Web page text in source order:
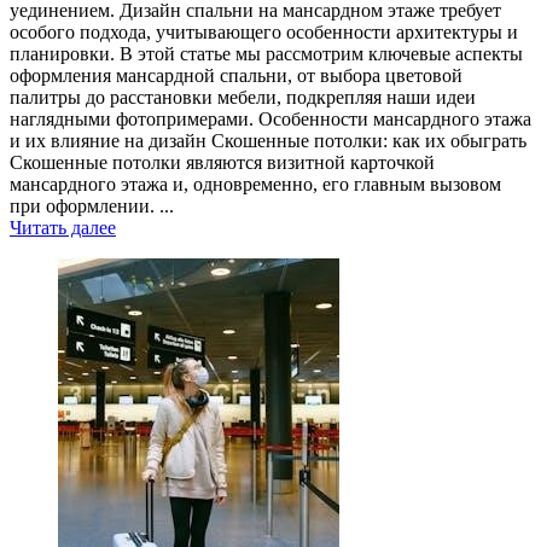
уединением. Дизайн спальни на мансардном этаже требует
особого подхода, учитывающего особенности архитектуры и
планировки. В этой статье мы рассмотрим ключевые аспекты
оформления мансардной спальни, от выбора цветовой
палитры до расстановки мебели, подкрепляя наши идеи
наглядными фотопримерами. Особенности мансардного этажа
и их влияние на дизайн Скошенные потолки: как их обыграть
Скошенные потолки являются визитной карточкой
мансардного этажа и, одновременно, его главным вызовом
при оформлении. ...
Читать далее